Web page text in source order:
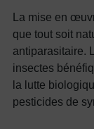
La mise en
que tout soit
antiparasitaire.
insectes
la lutte
pesticides de